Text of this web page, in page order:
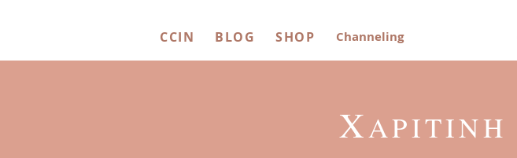
CCIN BLOG SHOP Channeling
ΧΑΡΙΤΙΝΗ